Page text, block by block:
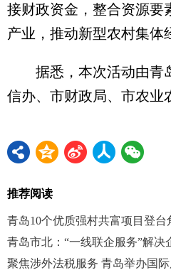
接财政资金，整合资源要
产业，推动新型农村集体
据悉，本次活动由青
信办、市财政局、市农业
推荐阅读
青岛10个优质强村共富项目登台
青岛市北：“一线联企服务”解决
聚焦涉外法税服务 青岛举办国